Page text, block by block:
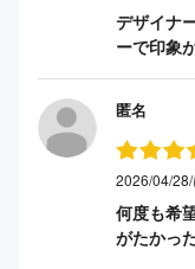
デザイナ
ーで印象
匿名
2026/04/
何度も希
がたかっ